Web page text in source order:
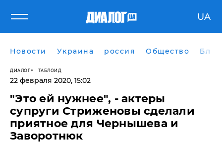
UA
Новости Украина россия Общество
ДИАЛОГ ТАБЛОИД
22 февраля 2020, 15:02
"Это ей нужнее", - актеры
супруги Стриженовы сделали
приятное для Чернышева и
Заворотнюк